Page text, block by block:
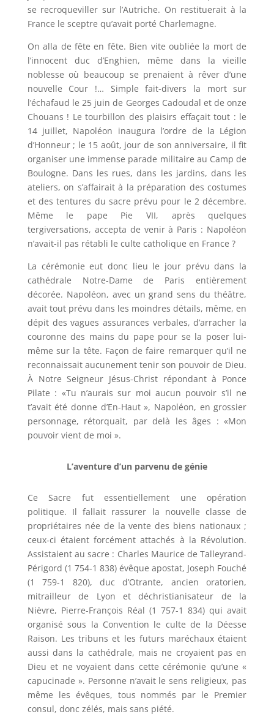
se recroqueviller sur l’Autriche. On restituerait à la
France le sceptre qu’avait porté Charlemagne.
On alla de fête en fête. Bien vite oubliée la mort de
l’innocent duc d’Enghien, même dans la vieille
noblesse où beaucoup se prenaient à rêver d’une
nouvelle Cour !… Simple fait-divers la mort sur
l’échafaud le 25 juin de Georges Cadoudal et de onze
Chouans ! Le tourbillon des plaisirs effaçait tout : le
14 juillet, Napoléon inaugura l’ordre de la Légion
d’Honneur ; le 15 août, jour de son anniversaire, il fit
organiser une immense parade militaire au Camp de
Boulogne. Dans les rues, dans les jardins, dans les
ateliers, on s’affairait à la préparation des costumes
et des tentures du sacre prévu pour le 2 décembre.
Même le pape Pie VII, après quelques
tergiversations, accepta de venir à Paris : Napoléon
n’avait-il pas rétabli le culte catholique en France ?
La cérémonie eut donc lieu le jour prévu dans la
cathédrale Notre-Dame de Paris entièrement
décorée. Napoléon, avec un grand sens du théâtre,
avait tout prévu dans les moindres détails, même, en
dépit des vagues assurances verbales, d’arracher la
couronne des mains du pape pour se la poser lui-
même sur la tête. Façon de faire remarquer qu’il ne
reconnaissait aucunement tenir son pouvoir de Dieu.
À Notre Seigneur Jésus-Christ répondant à Ponce
Pilate : «Tu n’aurais sur moi aucun pouvoir s’il ne
t’avait été donne d’En-Haut », Napoléon, en grossier
personnage, rétorquait, par delà les âges : «Mon
pouvoir vient de moi ».
L’aventure d’un parvenu de génie
Ce Sacre fut essentiellement une opération
politique. Il fallait rassurer la nouvelle classe de
propriétaires née de la vente des biens nationaux ;
ceux-ci étaient forcément attachés à la Révolution.
Assistaient au sacre : Charles Maurice de Talleyrand-
Périgord (1 754-1 838) évêque apostat, Joseph Fouché
(1 759-1 820), duc d’Otrante, ancien oratorien,
mitrailleur de Lyon et déchristianisateur de la
Nièvre, Pierre-François Réal (1 757-1 834) qui avait
organisé sous la Convention le culte de la Déesse
Raison. Les tribuns et les futurs maréchaux étaient
aussi dans la cathédrale, mais ne croyaient pas en
Dieu et ne voyaient dans cette cérémonie qu’une «
capucinade ». Personne n’avait le sens religieux, pas
même les évêques, tous nommés par le Premier
consul, donc zélés, mais sans piété.